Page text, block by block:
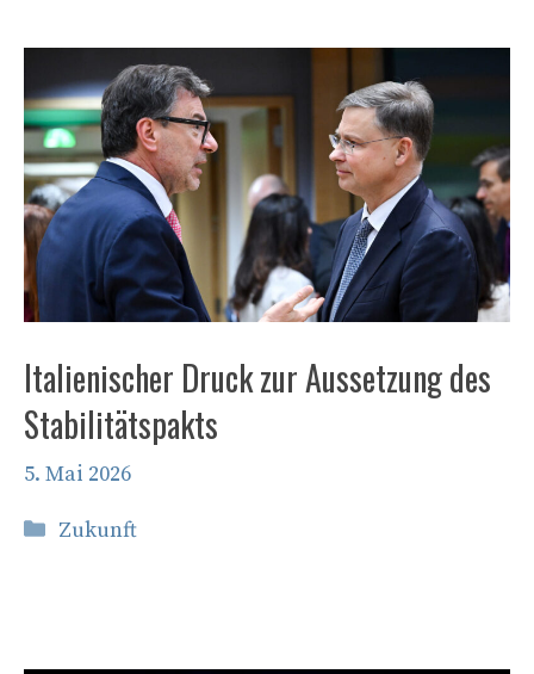
Italienischer Druck zur Aussetzung des
Stabilitätspakts
5. Mai 2026
Kategorien
Zukunft